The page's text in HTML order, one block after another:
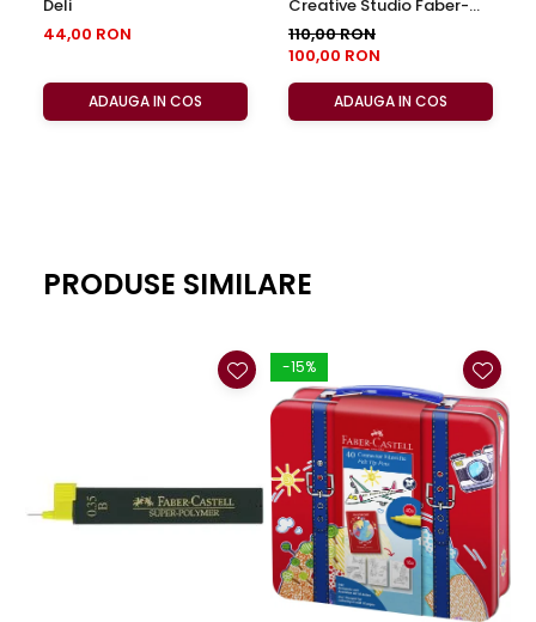
Deli
44,00 RON
ADAUGA IN COS
Creative Studio Faber-
Castell
110,00 RON
100,00 RON
ADAUGA IN COS
PRODUSE SIMILARE
-15%